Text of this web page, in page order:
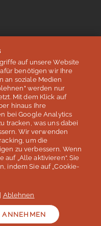
2026” des SZ Instituts
auf unsere Website
benötigen wir Ihre
an soziale Medien
werden nur
Mit dem Klick auf
hinaus Ihre
bei Google Analytics
tracken, was uns dabei
Wir verwenden
um die
zu verbessern. Wenn
auf „Alle aktivieren“. Sie
indem Sie auf „Cookie-
Ablehnen
ANNEHMEN